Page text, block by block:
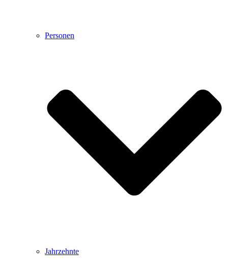
Personen
Jahrzehnte